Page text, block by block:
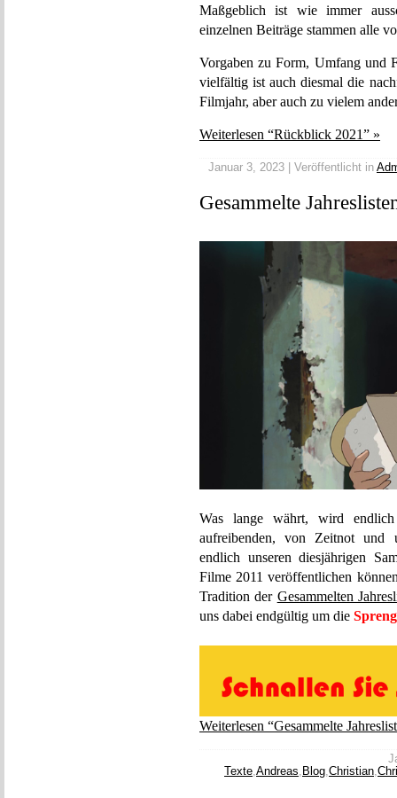
Maßgeblich ist wie immer
einzelnen Beiträge stammen alle
Vorgaben zu Form, Umfang und
vielfältig ist auch diesmal die
Filmjahr, aber auch zu vielem
Weiterlesen “Rückblick 2021” »
Januar 3, 2023 | Veröffentlicht in
Gesammelte
Was lange währt, wird
aufreibenden, von Zeitnot und
endlich unseren diesjährigen
Filme 2011 veröffentlichen
Tradition der Gesammelten
uns dabei endgültig um die
Weiterlesen “Gesammelte
Texte,Andreas, Blog,Christian,